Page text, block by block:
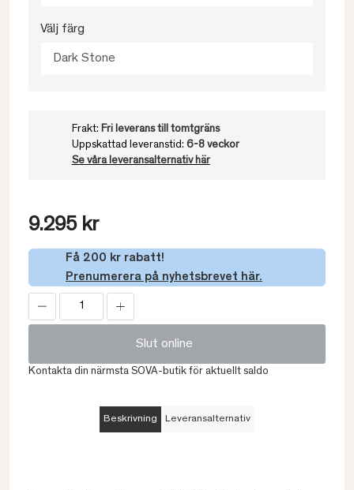
Välj färg
Dark Stone
Frakt: Fri leverans till tomtgräns
Uppskattad leveranstid: 6-8 veckor
Se våra leveransalternativ här
9.295 kr
Få 200 kr rabatt!
Prenumerera på nyhetsbrevet här.
Slut online
Kontakta din närmsta SOVA-butik för aktuellt saldo
Beskrivning Leveransalternativ